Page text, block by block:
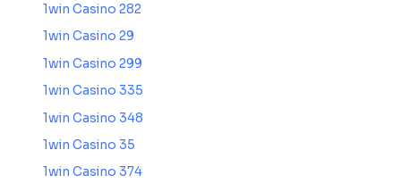
1win Casino 282
1win Casino 29
1win Casino 299
1win Casino 335
1win Casino 348
1win Casino 35
1win Casino 374